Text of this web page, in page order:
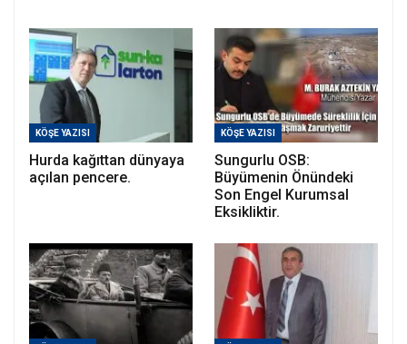
KÖŞE YAZISI
Hurda kağıttan dünyaya
açılan pencere.
KÖŞE YAZISI
Sungurlu OSB:
Büyümenin Önündeki
Son Engel Kurumsal
Eksikliktir.